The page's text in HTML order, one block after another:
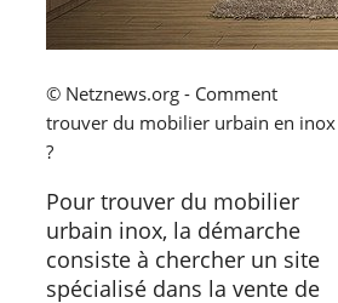
© Netznews.org - Comment
trouver du mobilier urbain en inox
?
Pour trouver du mobilier
urbain inox, la démarche
consiste à chercher un site
spécialisé dans la vente de